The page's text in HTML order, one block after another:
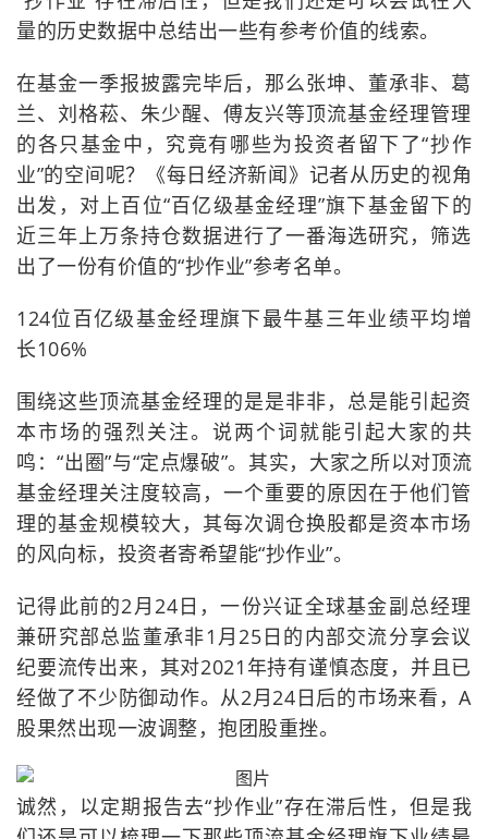
量的历史数据中总结出一些有参考价值的线索。
在基金一季报披露完毕后，那么张坤、董承非、葛
兰、刘格菘、朱少醒、傅友兴等顶流基金经理管理
的各只基金中，究竟有哪些为投资者留下了“抄作
业”的空间呢？《每日经济新闻》记者从历史的视角
出发，对上百位“百亿级基金经理”旗下基金留下的
近三年上万条持仓数据进行了一番海选研究，筛选
出了一份有价值的“抄作业”参考名单。
124位百亿级基金经理旗下最牛基三年业绩平均增
长106%
围绕这些顶流基金经理的是是非非，总是能引起资
本市场的强烈关注。说两个词就能引起大家的共
鸣：“出圈”与“定点爆破”。其实，大家之所以对顶流
基金经理关注度较高，一个重要的原因在于他们管
理的基金规模较大，其每次调仓换股都是资本市场
的风向标，投资者寄希望能“抄作业”。
记得此前的2月24日，一份兴证全球基金副总经理
兼研究部总监董承非1月25日的内部交流分享会议
纪要流传出来，其对2021年持有谨慎态度，并且已
经做了不少防御动作。从2月24日后的市场来看，A
股果然出现一波调整，抱团股重挫。
诚然，以定期报告去“抄作业”存在滞后性，但是我